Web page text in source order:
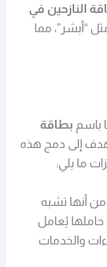
النازحين في
“أبشر”، مما
باسم بطاقة
إلى دمج هذه
ما يلي:
من أنها تشبه
حاملها يُعامل
والخدمات